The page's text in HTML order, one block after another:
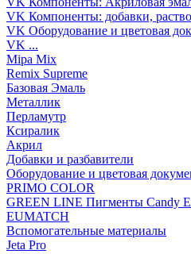
VK Компоненты: добавки,
VK Оборудование и цветовая
VK ...
Mipa Mix
Remix Supreme
Базовая Эмаль
Металлик
Перламутр
Ксиралик
Акрил
Добавки и разбавители
Оборудование и цветовая
PRIMO COLOR
GREEN LINE Пигменты Candy
EUMATCH
Вспомогательные материалы
Jeta Pro